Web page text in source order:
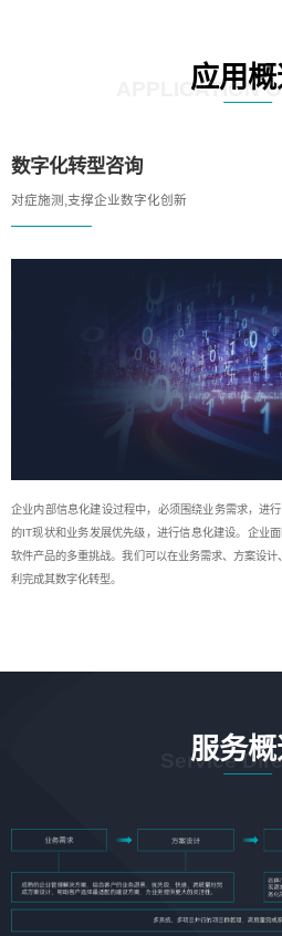
应用
APPLICATION
数字化转型咨询
对症施测,支撑企业数字化创新
企业内部信息化建设过程中，必须围绕业务需求，进
的IT现状和业务发展优先级，进行信息化建设。企业
软件产品的多重挑战。我们可以在业务需求、方案设
利完成其数字化转型。
服务
Service